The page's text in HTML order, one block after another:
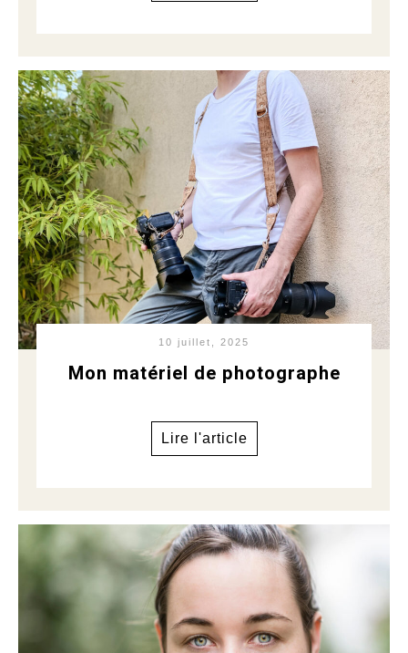
10 juillet, 2025
Mon matériel de photographe
Lire l'article